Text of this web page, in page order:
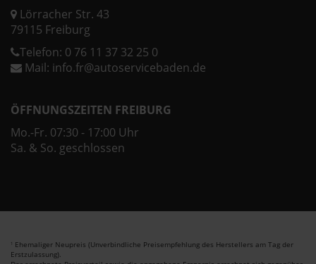
Lörracher Str. 43
79115 Freiburg
Telefon: 0 76 11 37 32 25 0
Mail: info.fr@autoservicebaden.de
ÖFFNUNGSZEITEN FREIBURG
Mo.-Fr. 07:30 - 17:00 Uhr
Sa. & So. geschlossen
1 Ehemaliger Neupreis (Unverbindliche Preisempfehlung des Herstellers am Tag der
Erstzulassung).